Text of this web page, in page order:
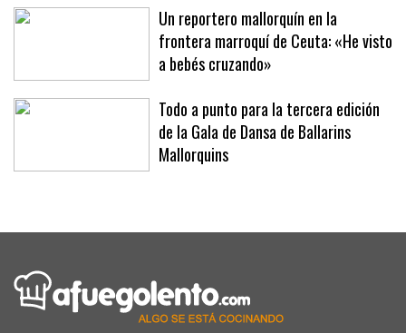
Un reportero mallorquín en la
frontera marroquí de Ceuta: «He visto
a bebés cruzando»
Todo a punto para la tercera edición
de la Gala de Dansa de Ballarins